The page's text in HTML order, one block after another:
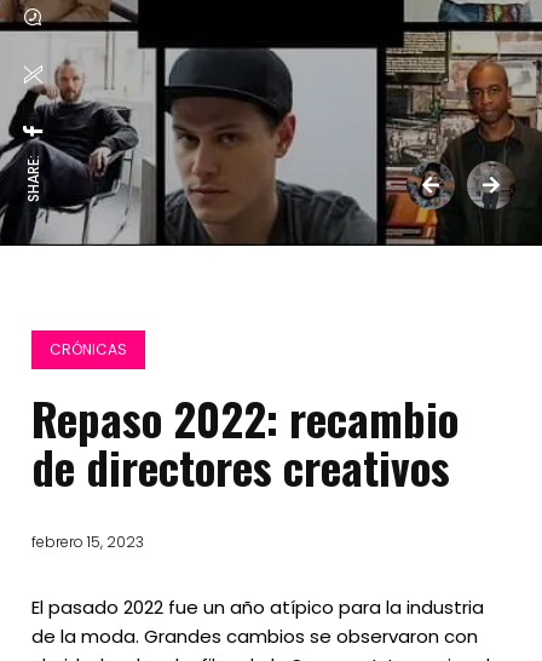
SHARE:
CRÓNICAS
Repaso 2022: recambio
de directores creativos
febrero 15, 2023
El pasado 2022 fue un año atípico para la industria
de la moda. Grandes cambios se observaron con